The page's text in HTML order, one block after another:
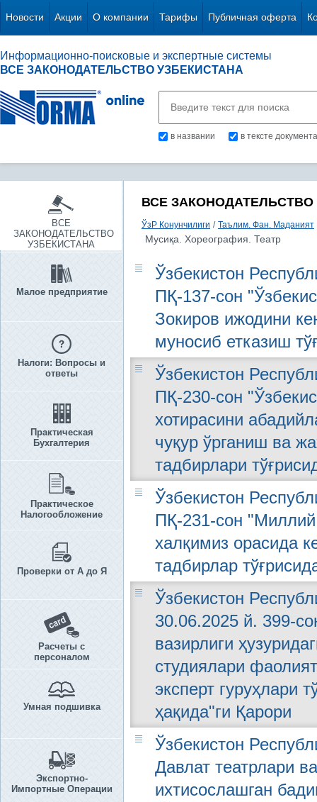
Новости Акции О компании Тарифы Публичная оферта
Информационно-поисковые и экспертные системы
ВСЕ ЗАКОНОДАТЕЛЬСТВО УЗБЕКИСТАНА
в названии в тексте документа
ВСЕ
ЗАКОНОДАТЕЛЬСТВО
УЗБЕКИСТАНА
Малое предприятие
Налоги: Вопросы и
ответы
Практическая
Бухгалтерия
Практическое
Налогообложение
Проверки от А до Я
Расчеты с
персоналом
Умная подшивка
Экспортно-
Импортные Операции
ВСЕ ЗАКОНОДАТЕЛЬСТВО
ЎзР Конунчилиги / Таълим. Фан. Маданият
Мусиқа. Хореография. Театр
Ўзбекистон
ПҚ-137-сон
Зокиров ижодини
муносиб етказиш
Ўзбекистон
ПҚ-230-сон
хотирасини
чуқур ўрганиш ва
тадбирлари
Ўзбекистон
ПҚ-231-сон
халқимиз орасида
тадбирлар
Ўзбекистон
30.06.2025 й. 399-
вазирлиги
студиялари
эксперт гуруҳлари
ҳақида"ги Қарори
Ўзбекистон
Давлат театрлари
ихтисослашган